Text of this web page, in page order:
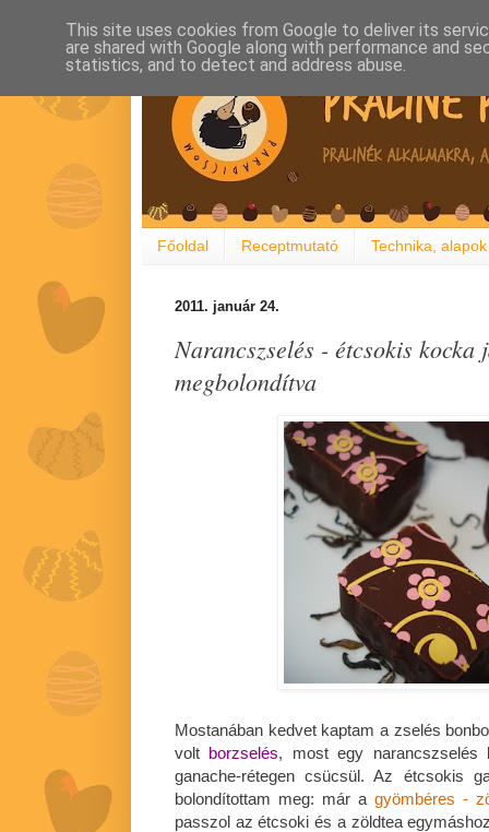
Főoldal Receptmutató Technika, alapok
2011. január 24.
Narancszselés - étcsokis kocka
megbolondítva
Mostanában kedvet kaptam a zselés
volt borzselés, most egy narancszselés
ganache-rétegen csücsül. Az étcsokis
bolondítottam meg: már a gyömbéres -
passzol az étcsoki és a zöldtea
This site uses cookies from Google to deliver its
are shared with Google along with performance and
statistics, and to detect and address abuse.